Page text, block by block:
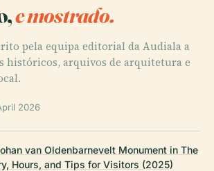
e mostrado.
pela equipa editorial da Audiala a
históricos, arquivos de arquitetura e
2026
van Oldenbarnevelt Monument in The
Hours, and Tips for Visitors (2025)